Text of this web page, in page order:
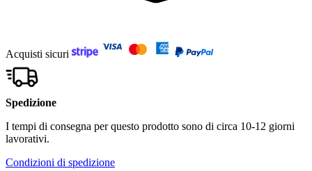
Acquisti sicuri
Spedizione
I tempi di consegna per questo prodotto sono di circa 10-12 giorni
lavorativi.
Condizioni di spedizione